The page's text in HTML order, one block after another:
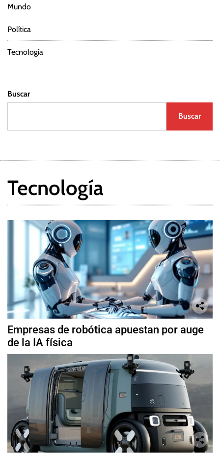
r
a
d
s
Mundo
Política
Tecnología
Buscar
Buscar
Tecnología
Empresas de robótica apuestan por auge
de la IA física